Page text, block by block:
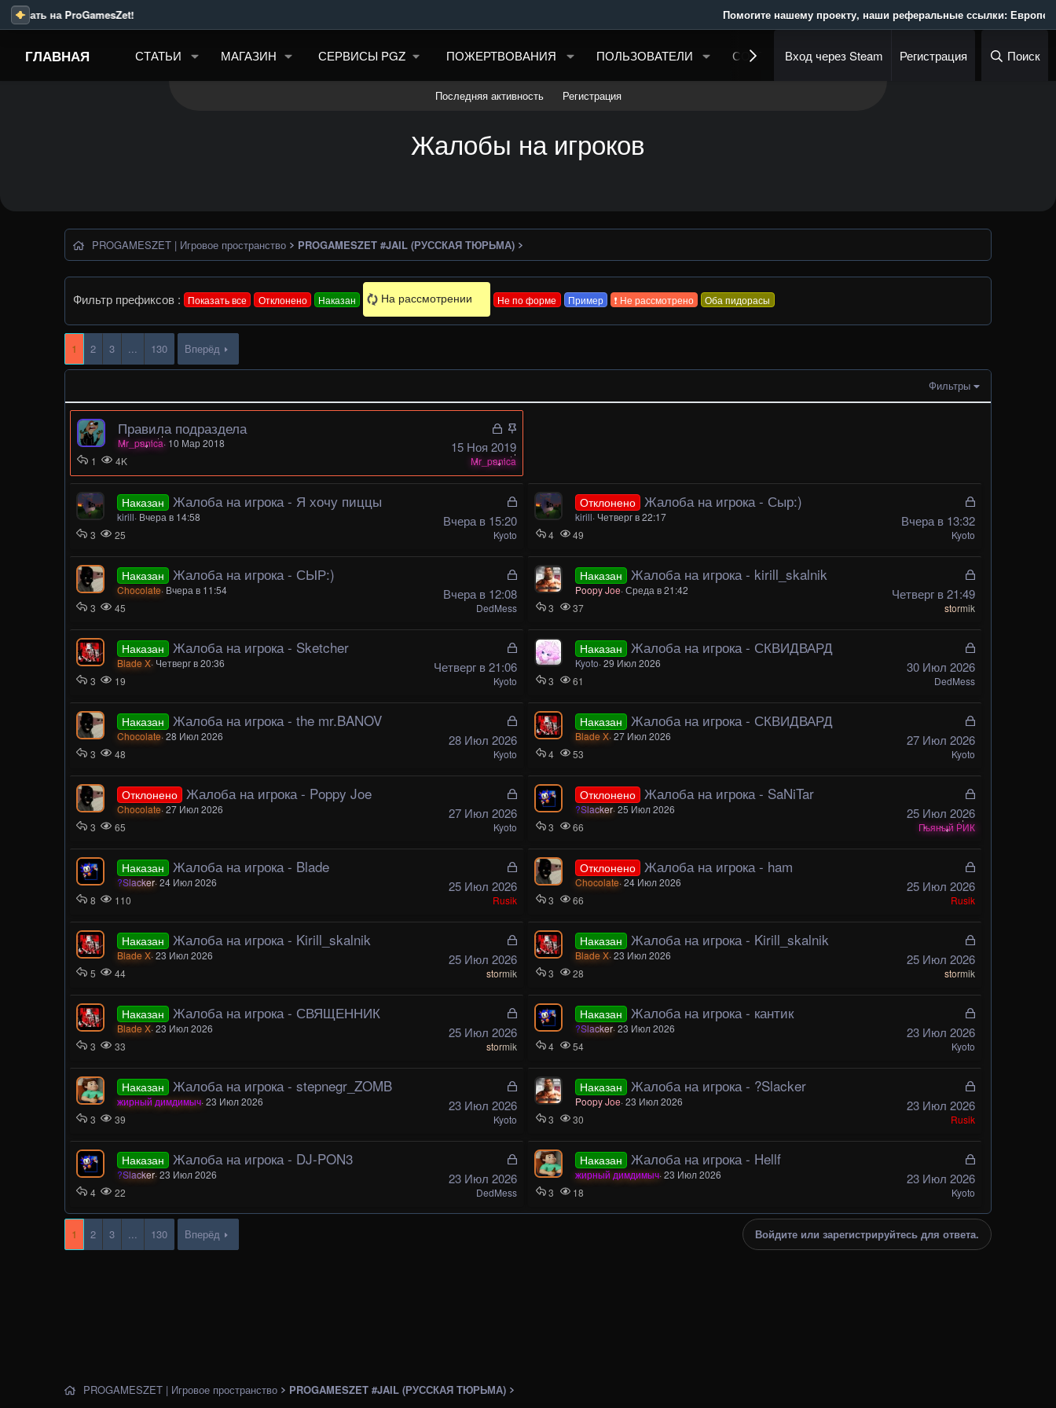
на ProGamesZet! Помогите нашему проекту, наши реферальные ссылки:
ГЛАВНАЯ СТАТЬИ МАГАЗИН СЕРВИСЫ PGZ ПОЖЕРТВОВАНИЯ ПОЛЬЗОВАТЕЛИ СОСТАВ АДМИНИСТРАЦИИ ГРУППЫ
Вход через Steam Регистрация Поиск
Последняя активность Регистрация
Жалобы на игроков
PROGAMESZET | Игровое пространство PROGAMESZET #JAIL (РУССКАЯ ТЮРЬМА)
Фильтр префиксов : Показать все Отклонено Наказан На рассмотрении Не по форме Пример ❗ Не рассмотрено Оба пидорасы
1 2 3 ... 130 Вперёд
Фильтры
З
а
к
р
а
З
а
к
р
п
л
е
н
о
Правила подраздела
Mr_panica 10 Мар 2018
1
4K
15 Ноя 2019
Mr_panica
З
а
т
а
Наказан Жалоба на игрока - Я хочу пиццы
kirill Вчера в 14:58
3
25
Вчера в 15:20
Kyoto
З
а
т
а
Отклонено Жалоба на игрока - Сыр:)
kirill Четверг в 22:17
4
49
Вчера в 13:32
Kyoto
З
а
к
т
а
Наказан Жалоба на игрока - СЫР:)
Chocolate Вчера в 11:54
3
45
Вчера в 12:08
DedMess
З
а
к
т
а
Наказан Жалоба на игрока - kirill_skalnik
Poopy Joe Среда в 21:42
3
37
Четверг в 21:49
stormik
З
а
т
а
Наказан Жалоба на игрока - Sketcher
Blade X Четверг в 20:36
3
19
Четверг в 21:06
Kyoto
З
а
к
т
а
Наказан Жалоба на игрока - СКВИДВАРД
Kyoto 29 Июл 2026
3
61
30 Июл 2026
DedMess
З
а
т
а
Наказан Жалоба на игрока - the mr.BANOV
Chocolate 28 Июл 2026
3
48
28 Июл 2026
Kyoto
З
а
т
а
Наказан Жалоба на игрока - СКВИДВАРД
Blade X 27 Июл 2026
4
53
27 Июл 2026
Kyoto
З
а
т
а
Отклонено Жалоба на игрока - Poppy Joe
Chocolate 27 Июл 2026
3
65
27 Июл 2026
Kyoto
З
а
к
т
а
Отклонено Жалоба на игрока - SaNiTar
?Slacker 25 Июл 2026
3
66
25 Июл 2026
Пьяный РИК
З
а
к
т
а
Наказан Жалоба на игрока - Blade
?Slacker 24 Июл 2026
8
110
25 Июл 2026
Rusik
З
а
к
т
а
Отклонено Жалоба на игрока - ham
Chocolate 24 Июл 2026
3
66
25 Июл 2026
Rusik
З
а
к
т
а
Наказан Жалоба на игрока - Kirill_skalnik
Blade X 23 Июл 2026
5
44
25 Июл 2026
stormik
З
а
к
т
а
Наказан Жалоба на игрока - Kirill_skalnik
Blade X 23 Июл 2026
3
28
25 Июл 2026
stormik
З
а
к
т
а
Наказан Жалоба на игрока - СВЯЩЕННИК
Blade X 23 Июл 2026
3
33
25 Июл 2026
stormik
З
а
т
а
Наказан Жалоба на игрока - кантик
?Slacker 23 Июл 2026
4
54
23 Июл 2026
Kyoto
З
а
т
а
Наказан Жалоба на игрока - stepnegr_ZOMB
жирный димдимыч 23 Июл 2026
3
39
23 Июл 2026
Kyoto
З
а
к
т
а
Наказан Жалоба на игрока - ?Slacker
Poopy Joe 23 Июл 2026
3
30
23 Июл 2026
Rusik
З
а
к
Наказан Жалоба на игрока - DJ-PON3
?Slacker 23 Июл 2026
4
22
23 Июл 2026
DedMess
З
а
ы
т
Наказан Жалоба на игрока - Hellf
жирный димдимыч 23 Июл 2026
3
18
23 Июл 2026
Kyoto
1 2 3 ... 130 Вперёд Войдите или зарегистрируйтесь для ответа.
PROGAMESZET | Игровое пространство PROGAMESZET #JAIL (РУССКАЯ ТЮРЬМА)